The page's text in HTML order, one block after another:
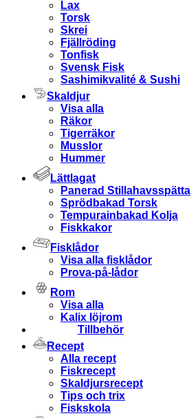
Lax
Torsk
Skrei
Fjällröding
Tonfisk
Svensk Fisk
Sashimikvalité & Sushi
Skaldjur
Visa alla
Räkor
Tigerräkor
Musslor
Hummer
Lättlagat
Panerad Stillahavsspätta
Sprödbakad Torsk
Tempurainbakad Kolja
Fiskkakor
Fisklådor
Visa alla fisklådor
Prova-på-lådor
Rom
Visa alla
Kalix löjrom
Tillbehör
Recept
Alla recept
Fiskrecept
Skaldjursrecept
Tips och trix
Fiskskola